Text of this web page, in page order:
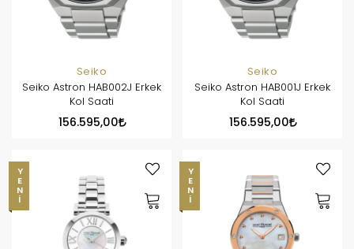
Seiko
Seiko Astron HAB002J Erkek
Kol Saati
156.595,00
Seiko
Seiko Astron HAB001J Erkek
Kol Saati
156.595,00
YENI YENI